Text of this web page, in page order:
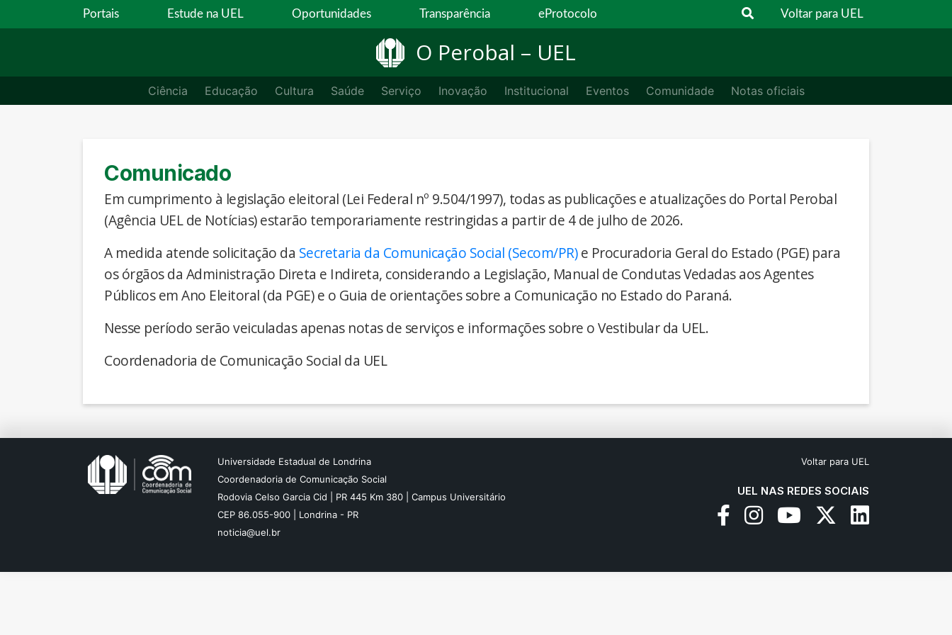
Portais Estude na UEL Oportunidades Transparência eProtocolo Voltar para UEL
O Perobal – UEL
Ciência Educação Cultura Saúde Serviço Inovação Institucional Eventos Comunidade Notas oficiais
Comunicado
Em cumprimento à legislação eleitoral (Lei Federal nº 9.504/1997), todas as publicações e atualizações do Portal Perobal
(Agência UEL de Notícias) estarão temporariamente restringidas a partir de 4 de julho de 2026.
A medida atende solicitação da Secretaria da Comunicação Social (Secom/PR)e Procuradoria Geral do Estado (PGE) para
os órgãos da Administração Direta e Indireta, considerando a Legislação, Manual de Condutas Vedadas aos Agentes
Públicos em Ano Eleitoral (da PGE) e o Guia de orientações sobre a Comunicação no Estado do Paraná.
Nesse período serão veiculadas apenas notas de serviços e informações sobre o Vestibular da UEL.
Coordenadoria de Comunicação Social da UEL
Universidade Estadual de Londrina
Coordenadoria de Comunicação Social
Rodovia Celso Garcia Cid | PR 445 Km 380 | Campus Universitário
CEP 86.055-900 | Londrina - PR
noticia@uel.br
Voltar para UEL
UEL NAS REDES SOCIAIS